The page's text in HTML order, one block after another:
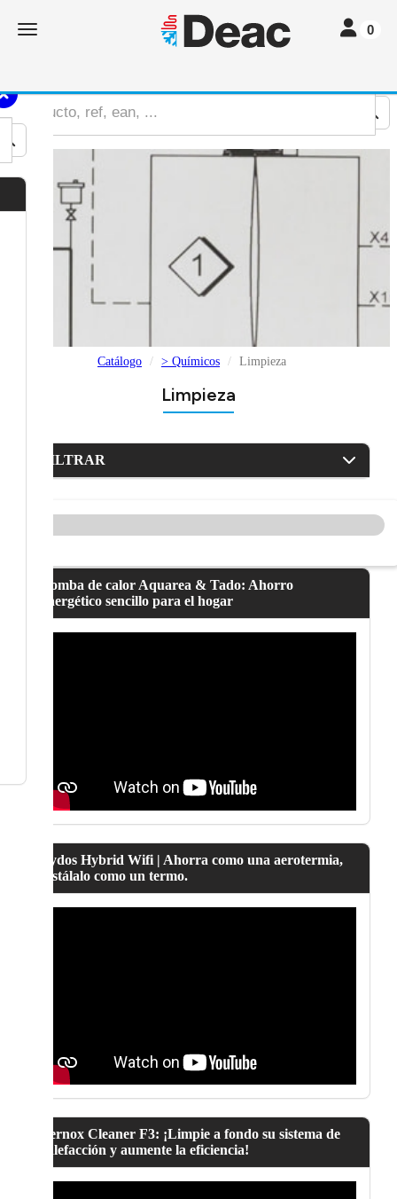
Toggle navigation Toggle
0
Catálogo > Químicos Limpieza
Limpieza
FILTRAR
Bomba de calor Aquarea & Tado: Ahorro
energético sencillo para el hogar
Lydos Hybrid Wifi | Ahorra como una aerotermia,
instálalo como un termo.
Fernox Cleaner F3: ¡Limpie a fondo su sistema de
calefacción y aumente la eficiencia!